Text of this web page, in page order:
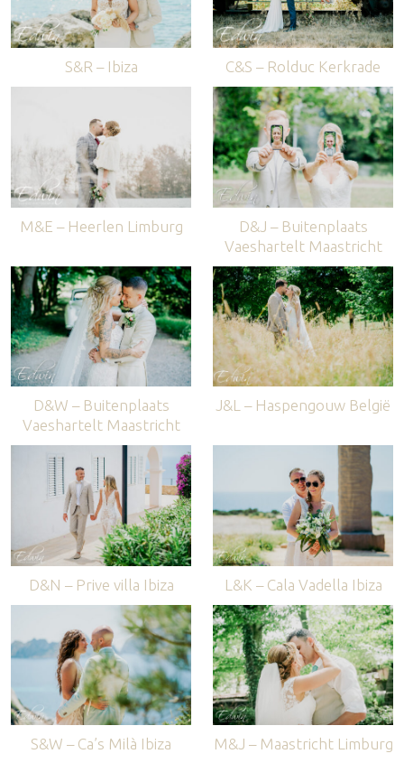
S&R – Ibiza C&S – Rolduc Kerkrade
M&E – Heerlen Limburg
D&J – Buitenplaats
Vaeshartelt Maastricht
D&W – Buitenplaats
Vaeshartelt Maastricht
J&L – Haspengouw België
D&N – Prive villa Ibiza L&K – Cala Vadella Ibiza
S&W – Ca’s Milà Ibiza M&J – Maastricht Limburg